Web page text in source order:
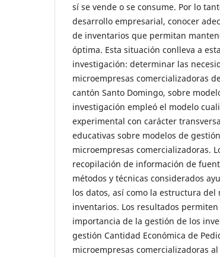
sí se vende o se consume. Por lo
desarrollo empresarial, conocer
de inventarios que permitan
óptima. Esta situación conlleva a
investigación: determinar las
microempresas comercializadoras
cantón Santo Domingo, sobre
investigación empleó el modelo
experimental con carácter
educativas sobre modelos de
microempresas comercializadoras.
recopilación de información de
métodos y técnicas considerados
los datos, así como la estructura
inventarios. Los resultados
importancia de la gestión de los
gestión Cantidad Económica de
microempresas comercializadoras